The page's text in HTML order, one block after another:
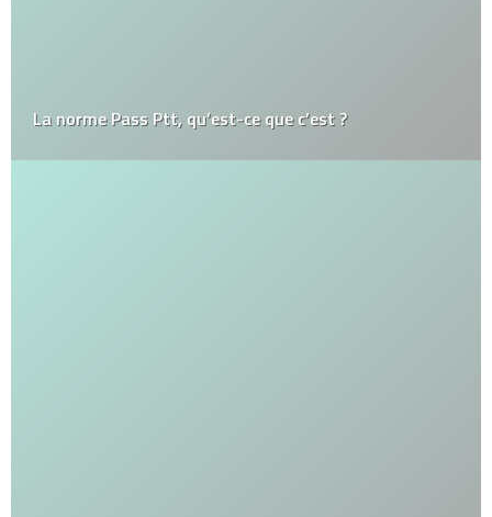
La norme Pass Ptt, qu’est-ce que c’est ?